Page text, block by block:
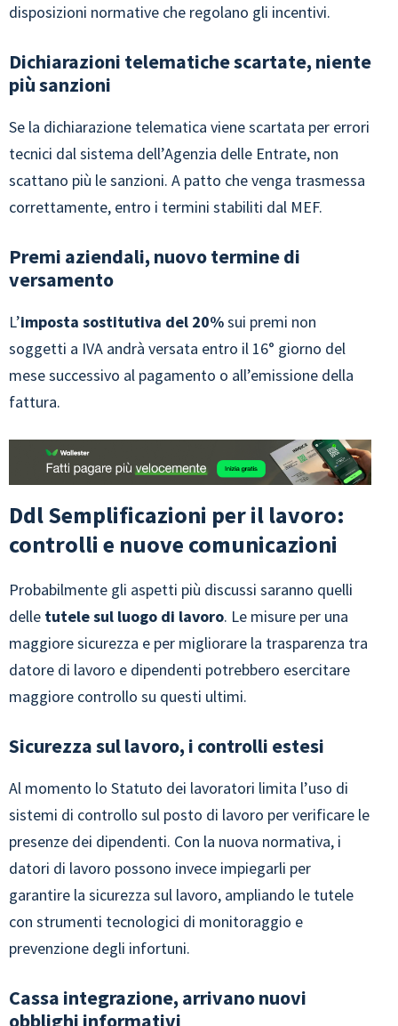
disposizioni normative che regolano gli incentivi.
Dichiarazioni telematiche scartate, niente
più sanzioni
Se la dichiarazione telematica viene scartata per errori
tecnici dal sistema dell’Agenzia delle Entrate, non
scattano più le sanzioni. A patto che venga trasmessa
correttamente, entro i termini stabiliti dal MEF.
Premi aziendali, nuovo termine di
versamento
L’imposta sostitutiva del 20%sui premi non
soggetti a IVA andrà versata entro il 16° giorno del
mese successivo al pagamento o all’emissione della
fattura.
Ddl Semplificazioni per il lavoro:
controlli e nuove comunicazioni
Probabilmente gli aspetti più discussi saranno quelli
delle tutele sul luogo di lavoro. Le misure per una
maggiore sicurezza e per migliorare la trasparenza tra
datore di lavoro e dipendenti potrebbero esercitare
maggiore controllo su questi ultimi.
Sicurezza sul lavoro, i controlli estesi
Al momento lo Statuto dei lavoratori limita l’uso di
sistemi di controllo sul posto di lavoro per verificare le
presenze dei dipendenti. Con la nuova normativa, i
datori di lavoro possono invece impiegarli per
garantire la sicurezza sul lavoro, ampliando le tutele
con strumenti tecnologici di monitoraggio e
prevenzione degli infortuni.
Cassa integrazione, arrivano nuovi
obblighi informativi